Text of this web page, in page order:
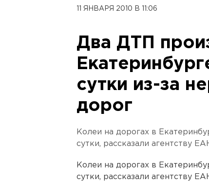
11 ЯНВАРЯ 2010 В 11:06
Два ДТП
сутки из-за
дорог
Колеи на дорогах в
сутки, рассказали агентству
Колеи на дорогах в
сутки, рассказали агентству